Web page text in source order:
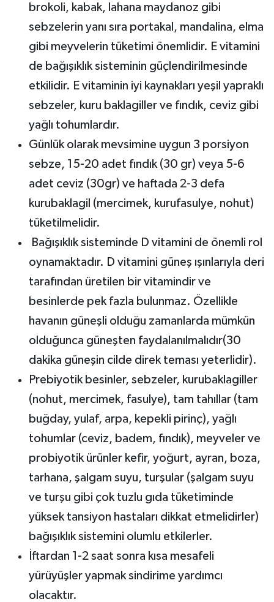
brokoli, kabak, lahana maydanoz gibi
sebzelerin yanı sıra portakal, mandalina, elma
gibi meyvelerin tüketimi önemlidir. E vitamini
de bağışıklık sisteminin güçlendirilmesinde
etkilidir. E vitaminin iyi kaynakları yeşil yapraklı
sebzeler, kuru baklagiller ve fındık, ceviz gibi
yağlı tohumlardır.
Günlük olarak mevsimine uygun 3 porsiyon
sebze, 15-20 adet fındık (30 gr) veya 5-6
adet ceviz (30gr) ve haftada 2-3 defa
kurubaklagil (mercimek, kurufasulye, nohut)
tüketilmelidir.
Bağışıklık sisteminde D vitamini de önemli rol
oynamaktadır. D vitamini güneş ışınlarıyla deri
tarafından üretilen bir vitamindir ve
besinlerde pek fazla bulunmaz. Özellikle
havanın güneşli olduğu zamanlarda mümkün
olduğunca güneşten faydalanılmalıdır(30
dakika güneşin cilde direk teması yeterlidir).
Prebiyotik besinler, sebzeler, kurubaklagiller
(nohut, mercimek, fasulye), tam tahıllar (tam
buğday, yulaf, arpa, kepekli pirinç), yağlı
tohumlar (ceviz, badem, fındık), meyveler ve
probiyotik ürünler kefir, yoğurt, ayran, boza,
tarhana, şalgam suyu, turşular (şalgam suyu
ve turşu gibi çok tuzlu gıda tüketiminde
yüksek tansiyon hastaları dikkat etmelidirler)
bağışıklık sistemini olumlu etkilerler.
İftardan 1-2 saat sonra kısa mesafeli
yürüyüşler yapmak sindirime yardımcı
olacaktır.